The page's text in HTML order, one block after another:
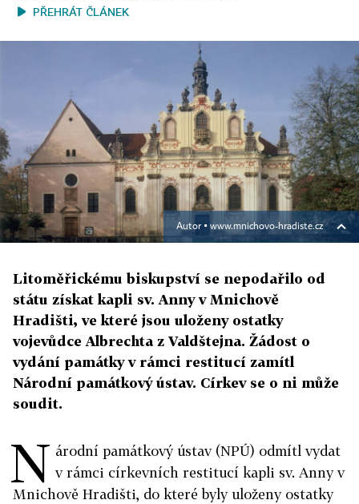
PŘEHRÁT ČLÁNEK
Autor ▪ www.mnichovo-hradiste.cz
Litoměřickému biskupství se nepodařilo od
státu získat kapli sv. Anny v Mnichově
Hradišti, ve které jsou uloženy ostatky
vojevůdce Albrechta z Valdštejna. Žádost o
vydání památky v rámci restitucí zamítl
Národní památkový ústav. Církev se o ni může
soudit.
N árodní památkový ústav (NPÚ) odmítl vydat
v rámci církevních restitucí kapli sv. Anny v
Mnichově Hradišti, do které byly uloženy ostatky